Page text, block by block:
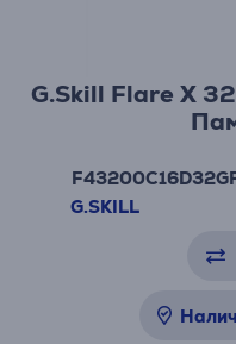
G.Skill Flare X
G.SKILL